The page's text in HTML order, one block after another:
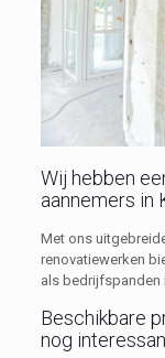
Wij hebben
aannemers in
Met ons
renovatiewerken
als bedrijfspanden
Beschikbare
nog